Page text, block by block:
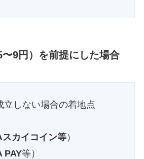
9円）を前提にした場合
立しない場合の着地点
スカイコイン等）
PAY等）